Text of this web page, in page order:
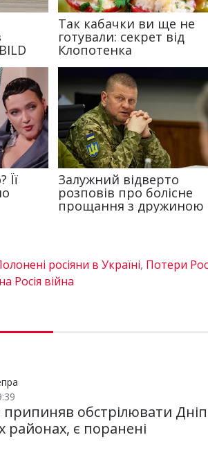
росіяни в Україні, Потери
Росія війна
припиняв обстрілювати
районах, є поранені